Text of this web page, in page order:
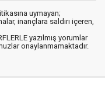
uymayan;
inançlara saldırı içeren,
yazılmış yorumlar
onaylanmamaktadır.